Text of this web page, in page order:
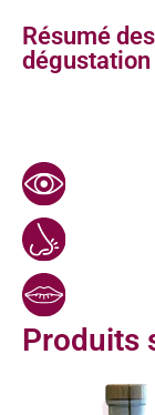
Résumé
dégustation
Produits